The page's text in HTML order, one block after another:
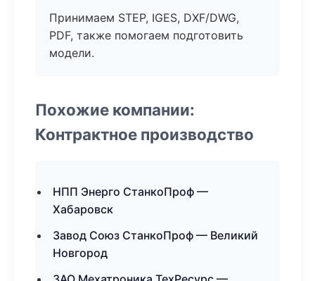
Принимаем STEP, IGES, DXF/DWG,
PDF, также помогаем подготовить
модели.
Похожие компании:
Контрактное производство
НПП Энерго СтанкоПроф —
Хабаровск
Завод Союз СтанкоПроф — Великий
Новгород